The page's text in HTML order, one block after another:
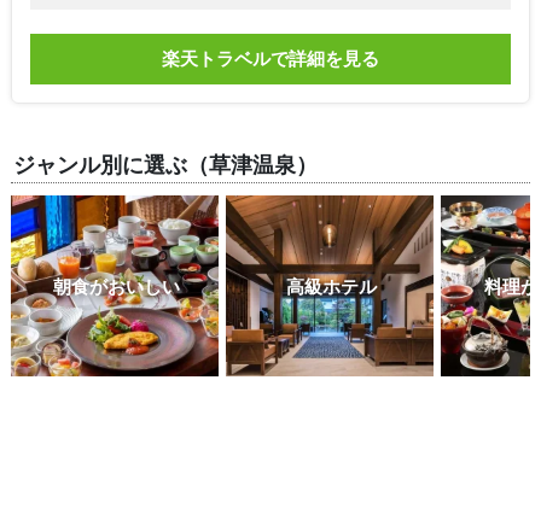
楽天トラベルで詳細を見る
ジャンル別に選ぶ（草津温泉）
朝食がおいしい 高級ホテル 料理